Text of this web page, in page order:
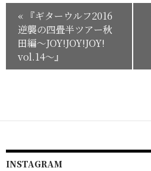
« 『ギターウルフ2016
逆襲の四畳半ツアー秋
田編～JOY!JOY!JOY!
vol.14～』
INSTAGRAM